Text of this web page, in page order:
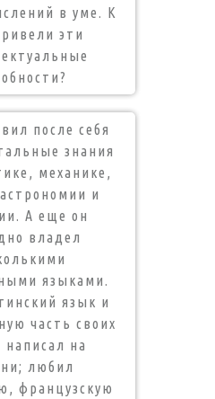
в уме. К
эти
после себя
знания
механике,
и
А еще он
владел
языками.
язык и
часть своих
написал на
любил
французскую